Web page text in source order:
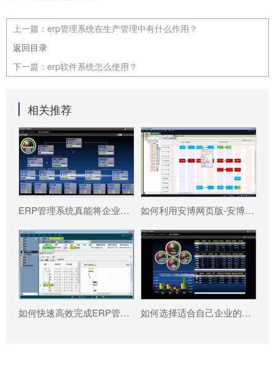
上一篇： erp管理系统在生产管理中有什么作用？
返回目录
下一篇： erp软件系统怎么使用？
相关推荐
ERP管理系统真能将企业数据转化为可执行决策吗? 如何利用安博网页版-安博（中国）官方 系统更好提升企业运营效率?
如何快速高效完成ERP管理系统配置? 如何选择适合自己企业的安博网页版-安博（中国）官方 ?